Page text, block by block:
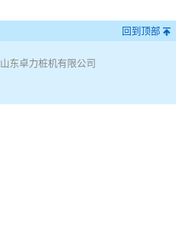
回到顶部
山东卓力桩机有限公司